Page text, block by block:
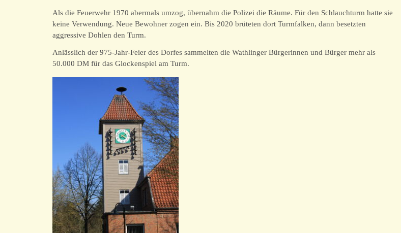
Als die Feuerwehr 1970 abermals umzog, übernahm die Polizei die Räume. Für den Schlauchturm hatte sie
keine Verwendung. Neue Bewohner zogen ein. Bis 2020 brüteten dort Turmfalken, dann besetzten
aggressive Dohlen den Turm.
Anlässlich der 975-Jahr-Feier des Dorfes sammelten die Wathlinger Bürgerinnen und Bürger mehr als
50.000 DM für das Glockenspiel am Turm.